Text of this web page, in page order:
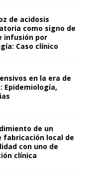
de acidosis
como signo de
infusión por
Caso clínico
en la era de
Epidemiología,
de un
fabricación local de
con uno de
clínica